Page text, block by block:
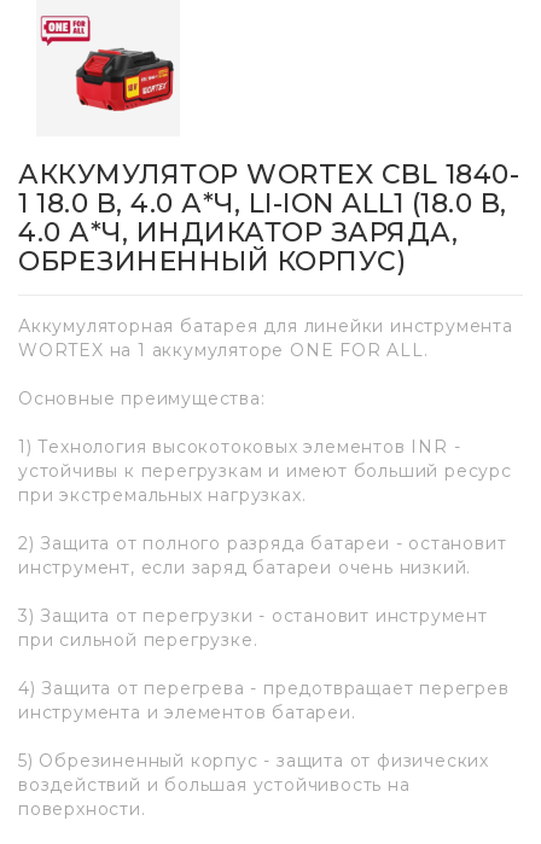
АККУМУЛЯТОР WORTEX CBL 1840-
1 18.0 В, 4.0 А*Ч, LI-ION ALL1 (18.0 В,
4.0 А*Ч, ИНДИКАТОР ЗАРЯДА,
ОБРЕЗИНЕННЫЙ КОРПУС)
Аккумуляторная батарея для линейки инструмента
WORTEX на 1 аккумуляторе ONE FOR ALL.
Основные преимущества:
1) Технология высокотоковых элементов INR -
устойчивы к перегрузкам и имеют больший ресурс
при экстремальных нагрузках.
2) Защита от полного разряда батареи - остановит
инструмент, если заряд батареи очень низкий.
3) Защита от перегрузки - остановит инструмент
при сильной перегрузке.
4) Защита от перегрева - предотвращает перегрев
инструмента и элементов батареи.
5) Обрезиненный корпус - защита от физических
воздействий и большая устойчивость на
поверхности.